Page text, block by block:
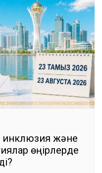
инклюзия және
өңірлерде